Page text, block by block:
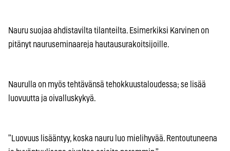
Nauru suojaa ahdistavilta tilanteilta. Esimerkiksi Karvinen on
pitänyt nauruseminaareja hautausurakoitsijoille.
Naurulla on myös tehtävänsä tehokkuustaloudessa; se lisää
luovuutta ja oivalluskykyä.
”Luovuus lisääntyy, koska nauru luo mielihyvää. Rentoutuneena